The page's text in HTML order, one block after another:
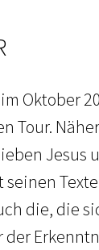
Oktober
Tour.
Jesus
die, die